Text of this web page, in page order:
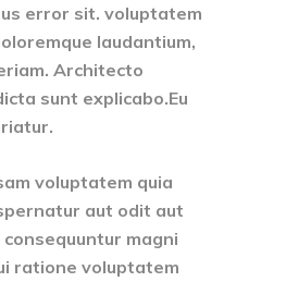
error sit. voluptatem
laudantium,
Architecto
sunt explicabo.Eu
voluptatem quia
aut odit aut
magni
ratione voluptatem